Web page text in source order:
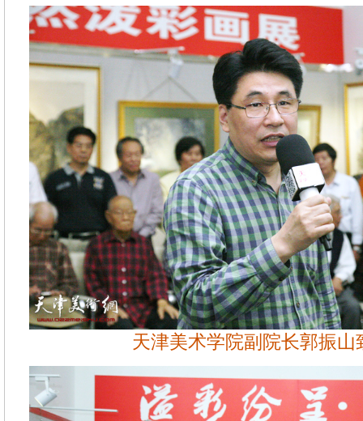
天津美术学院副院长郭振山